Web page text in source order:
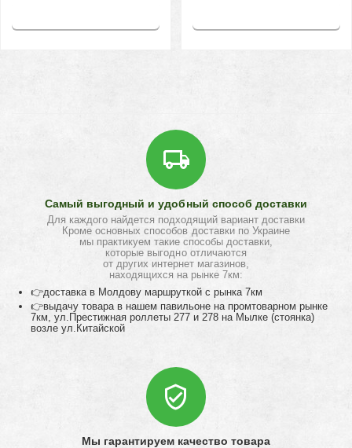
Самый выгодный и удобный способ доставки
Для каждого найдется подходящий вариант доставки
Кроме основных способов доставки по Украине
мы практикуем такие способы доставки,
которые выгодно отличаются
от других интернет магазинов,
находящихся на рынке 7км:
👉доставка в Молдову маршруткой с рынка 7км
👉выдачу товара в нашем павильоне на промтоварном рынке
7км, ул.Престижная роллеты 277 и 278 на Мылке (стоянка)
возле ул.Китайской
Мы гарантируем качество товара